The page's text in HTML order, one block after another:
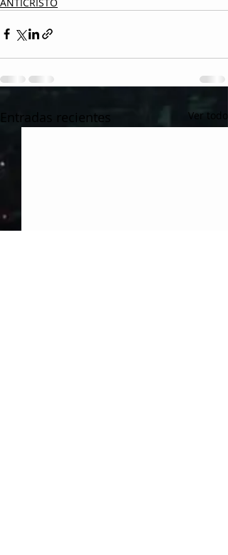
Entradas recientes Ver todo